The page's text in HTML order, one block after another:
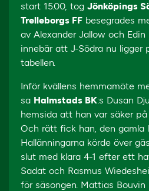
start 15.00, tog Jönköpings
Trelleborgs FF besegrades
av Alexander Jallow och Edin
innebär att J-Södra nu ligger
tabellen.
Inför kvällens hemmamöte
sa Halmstads BK:s Dusan
hemsida att han var säker på
Och rätt fick han, den gamla
Hallänningarna körde över
slut med klara 4-1 efter ett
Sadat och Rasmus
för säsongen. Mattias Bouvin